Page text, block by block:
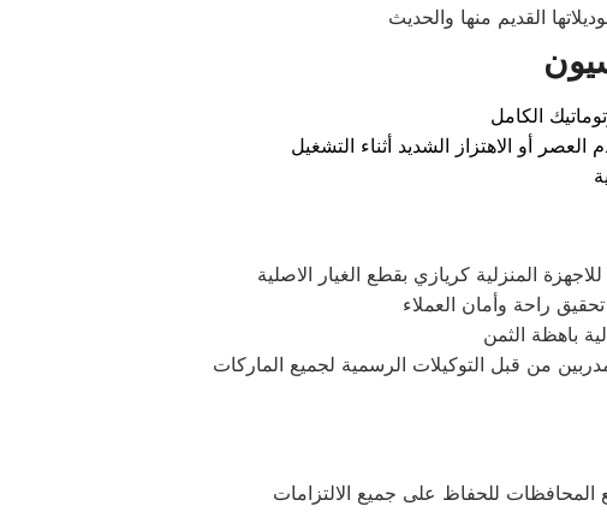
الكامل
أو الاهتزاز الشديد أثناء التشغيل
المنزلية كريازي بقطع الغيار الاصلية
راحة وأمان العملاء
من قبل التوكيلات الرسمية لجميع الماركات
للحفاظ على جميع الالتزامات